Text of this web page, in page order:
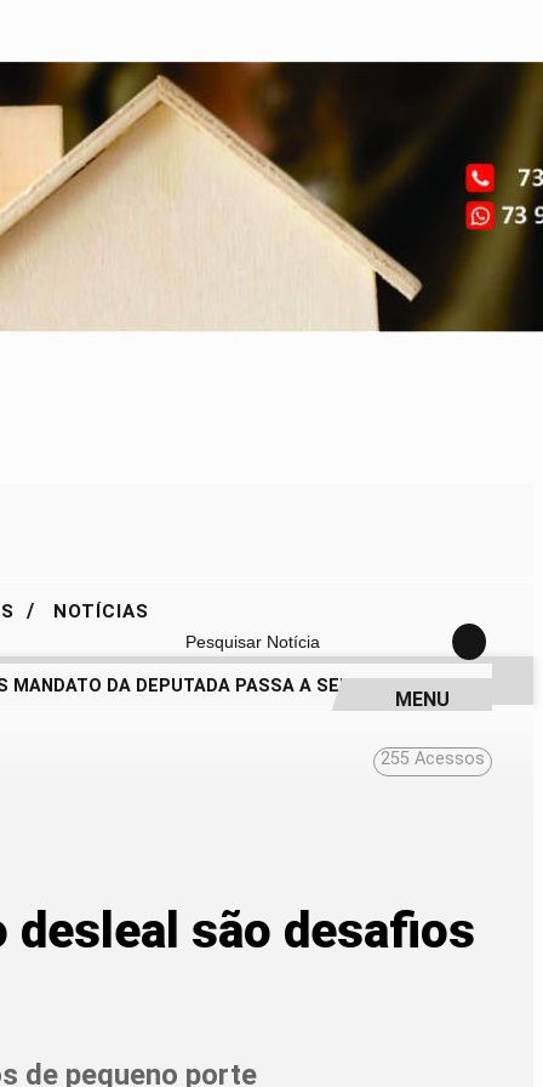
Pesquisar Notícia
/ NOTÍCIAS
DA DEPUTADA PASSA A SER QUESTIONADO
MENU
255 Acessos
são desafios
de pequeno porte